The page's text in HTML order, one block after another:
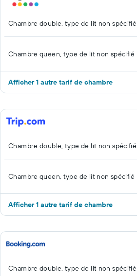
Chambre double, type de lit non spécifié
Chambre queen, type de lit non spécifié
Afficher 1 autre tarif de chambre
Chambre double, type de lit non spécifié
Chambre queen, type de lit non spécifié
Afficher 1 autre tarif de chambre
Chambre double, type de lit non spécifié